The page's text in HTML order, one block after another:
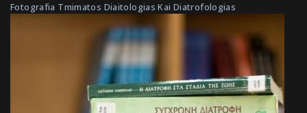
Fotografia Tmimatos Diaitologias Kai Diatrofologias